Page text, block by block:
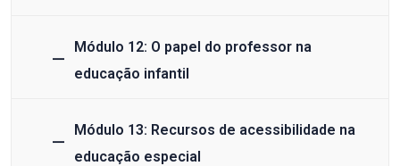
Módulo 12: O papel do professor na
educação infantil
Módulo 13: Recursos de acessibilidade na
educação especial